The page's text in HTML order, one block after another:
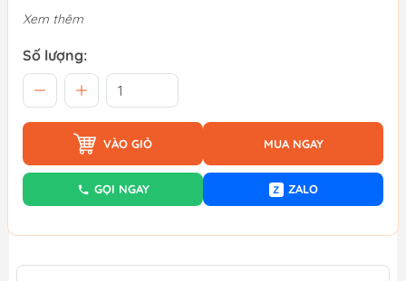
Xem thêm
Số lượng:
VÀO GIỎ MUA NGAY
GỌI NGAY Z ZALO